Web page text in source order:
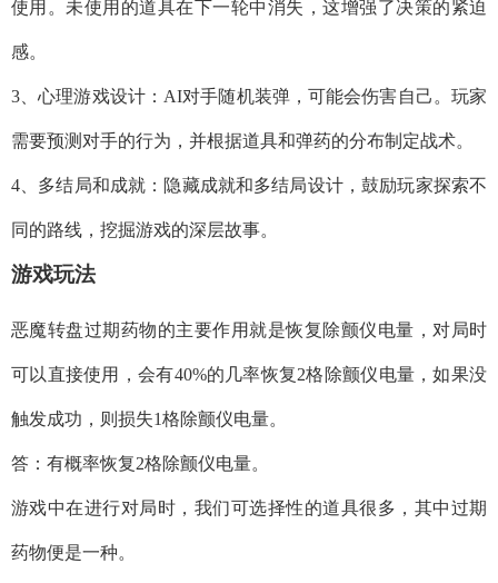
使用。未使用的道具在下一轮中消失，这增强了决策的紧迫
感。
3、心理游戏设计：AI对手随机装弹，可能会伤害自己。玩家
需要预测对手的行为，并根据道具和弹药的分布制定战术。
4、多结局和成就：隐藏成就和多结局设计，鼓励玩家探索不
同的路线，挖掘游戏的深层故事。
游戏玩法
恶魔转盘过期药物的主要作用就是恢复除颤仪电量，对局时
可以直接使用，会有40%的几率恢复2格除颤仪电量，如果没
触发成功，则损失1格除颤仪电量。
答：有概率恢复2格除颤仪电量。
游戏中在进行对局时，我们可选择性的道具很多，其中过期
药物便是一种。